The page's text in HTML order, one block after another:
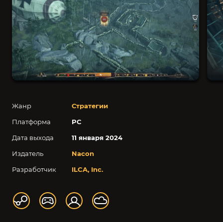
Жанр
Стратегии
Платформа
PC
Дата выхода
11 января 2024
Издатель
Nacon
Разработчик
ILCA, Inc.